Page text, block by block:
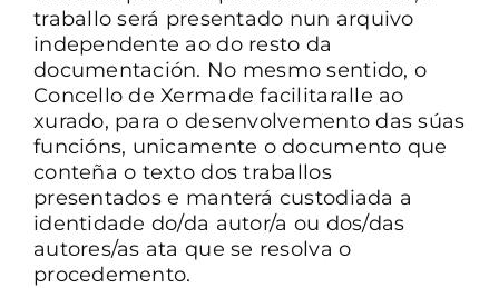
traballo será presentado nun arquivo
independente ao do resto da
documentación. No mesmo sentido, o
Concello de Xermade facilitaralle ao
xurado, para o desenvolvemento das súas
funcións, unicamente o documento que
conteña o texto dos traballos
presentados e manterá custodiada a
identidade do/da autor/a ou dos/das
autores/as ata que se resolva o
procedemento.